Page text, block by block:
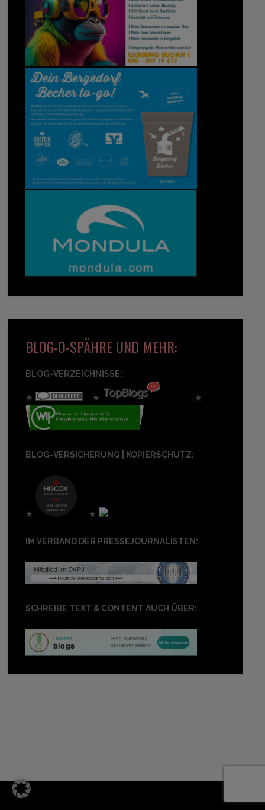
BLOG-O-SPÄHRE UND MEHR:
BLOG-VERZEICHNISSE:
★ ★ ★
BLOG-VERSICHERUNG | KOPIERSCHUTZ:
★ ★
IM VERBAND DER PRESSEJOURNALISTEN:
SCHREIBE TEXT & CONTENT AUCH ÜBER: